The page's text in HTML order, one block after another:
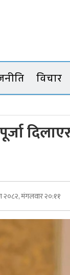
विचार
२०८२, मंगलवार २०:११